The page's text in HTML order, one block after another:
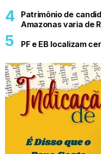
Patrimônio de
Amazonas varia de
PF e EB localizam